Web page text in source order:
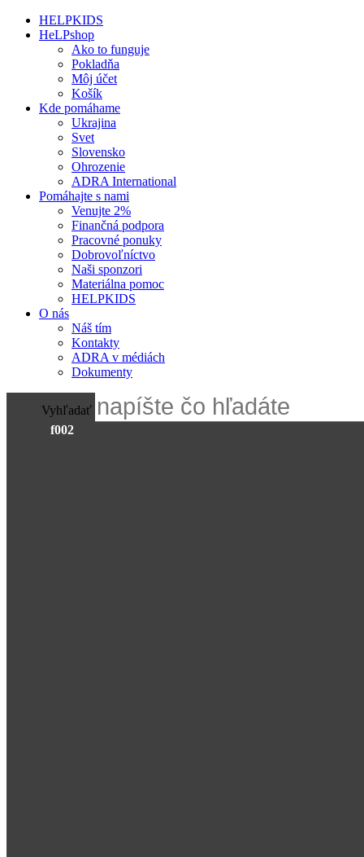
HELPKIDS
HeLPshop
Ako to funguje
Pokladňa
Môj účet
Košík
Kde pomáhame
Ukrajina
Svet
Slovensko
Ohrozenie
ADRA International
Pomáhajte s nami
Venujte 2%
Finančná podpora
Pracovné ponuky
Dobrovoľníctvo
Naši sponzori
Materiálna pomoc
HELPKIDS
O nás
Náš tím
Kontakty
ADRA v médiách
Dokumenty
Vyhľadať